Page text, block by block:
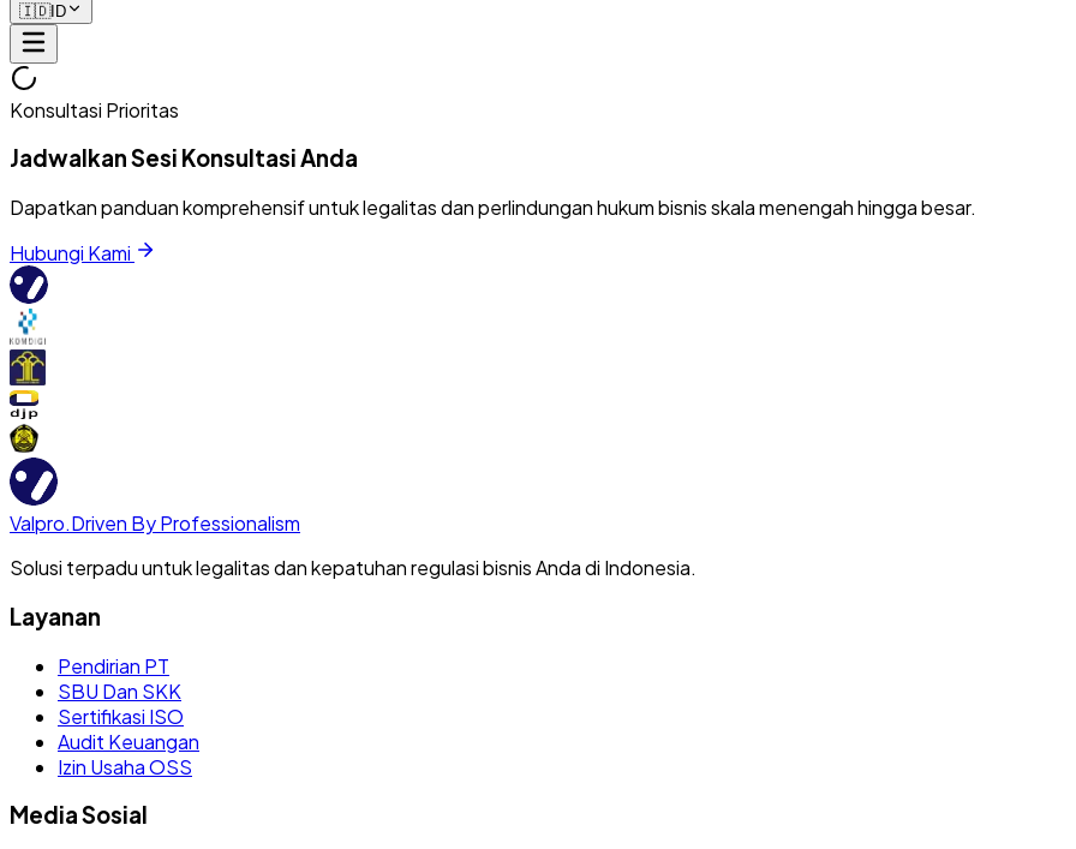
🇮🇩ID
Konsultasi Prioritas
Jadwalkan Sesi Konsultasi Anda
Dapatkan panduan komprehensif untuk legalitas dan perlindungan hukum bisnis skala menengah hingga besar.
Hubungi Kami
Valpro.Driven By Professionalism
Solusi terpadu untuk legalitas dan kepatuhan regulasi bisnis Anda di Indonesia.
Layanan
Pendirian PT
SBU Dan SKK
Sertifikasi ISO
Audit Keuangan
Izin Usaha OSS
Media Sosial